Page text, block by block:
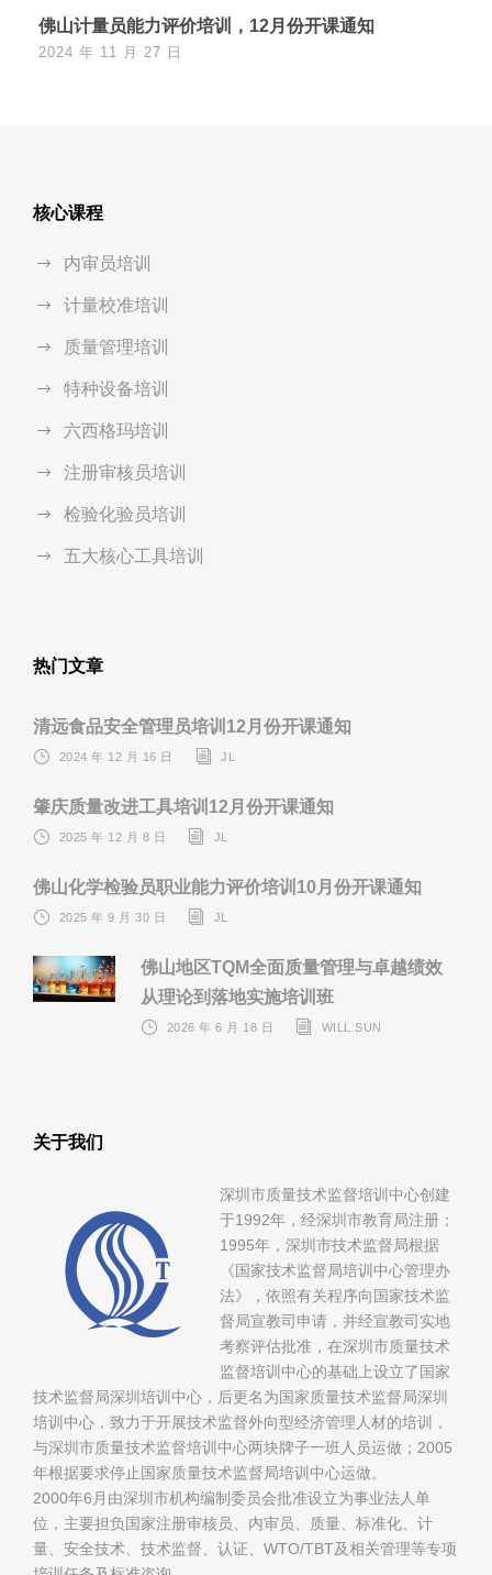
佛山计量员能力评价培训，12月份开课通知
2024 年 11 月 27 日
核心课程
内审员培训
计量校准培训
质量管理培训
特种设备培训
六西格玛培训
注册审核员培训
检验化验员培训
五大核心工具培训
热门文章
清远食品安全管理员培训12月份开课通知
2024 年 12 月 16 日 JL
肇庆质量改进工具培训12月份开课通知
2025 年 12 月 8 日 JL
佛山化学检验员职业能力评价培训10月份开课通知
2025 年 9 月 30 日 JL
佛山地区TQM全面质量管理与卓越绩效
从理论到落地实施培训班
2026 年 6 月 18 日 WILL.SUN
关于我们
深圳市质量技术监督培训中心创建
于1992年，经深圳市教育局注册；
1995年，深圳市技术监督局根据
《国家技术监督局培训中心管理办
法》，依照有关程序向国家技术监
督局宣教司申请，并经宣教司实地
考察评估批准，在深圳市质量技术
监督培训中心的基础上设立了国家
技术监督局深圳培训中心，后更名为国家质量技术监督局深圳
培训中心，致力于开展技术监督外向型经济管理人材的培训，
与深圳市质量技术监督培训中心两块牌子一班人员运做；2005
年根据要求停止国家质量技术监督局培训中心运做。
2000年6月由深圳市机构编制委员会批准设立为事业法人单
位，主要担负国家注册审核员、内审员、质量、标准化、计
量、安全技术、技术监督、认证、WTO/TBT及相关管理等专项